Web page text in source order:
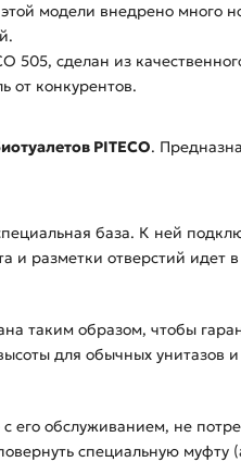
модели внедрено
505, сделан из
от конкурентов.
PITECO.
база. К ней
и разметки отверстий идет
таким образом, чтобы
для обычных унитазов
его обслуживанием, не
специальную